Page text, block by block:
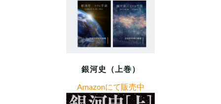
銀河史（上巻）
Amazonにて販売中